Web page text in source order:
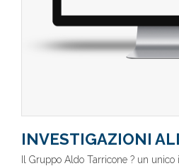
INVESTIGAZIONI
Il Gruppo Aldo Tarricone ? un